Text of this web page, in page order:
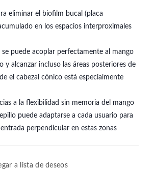
eliminar el biofilm bucal (placa
en los espacios interproximales
se puede acoplar perfectamente al mango
y alcanzar incluso las áreas posteriores de
el cabezal cónico está especialmente
a la flexibilidad sin memoria del mango
puede adaptarse a cada usuario para
perpendicular en estas zonas
a lista de deseos